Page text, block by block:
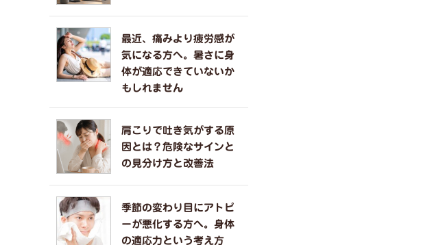
最近、痛みより疲労感が
気になる方へ。暑さに身
体が適応できていないか
もしれません
肩こりで吐き気がする原
因とは？危険なサインと
の見分け方と改善法
季節の変わり目にアトピ
ーが悪化する方へ。身体
の適応力という考え方